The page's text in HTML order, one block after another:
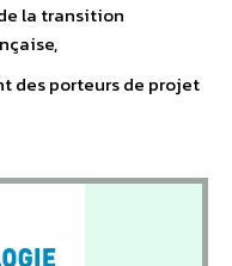
la transition
des porteurs de projet